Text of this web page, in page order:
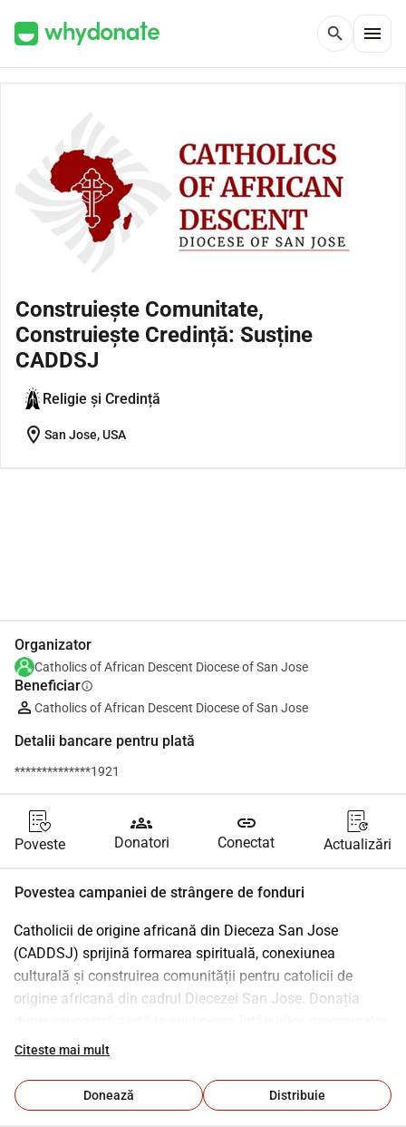
search menu
Construiește Comunitate,
Construiește Credință: Susține
CADDSJ
Religie și Credință
location_on San Jose, USA
Organizator
Catholics of African Descent Diocese of San Jose
Beneficiarinfo
Catholics of African Descent Diocese of San Jose
Detalii bancare pentru plată
**************1921
Poveste
groups
Donatori
link
Conectat Actualizări
Povestea campaniei de strângere de fonduri
Catholicii de origine africană din Dieceza San Jose
(CADDSJ) sprijină formarea spirituală, conexiunea
culturală și construirea comunității pentru catolicii de
origine africană din cadrul Diecezei San Jose. Donația
bazate pe credință și activităților de outreach care
în comunitățile parohiale. Contribuțiile finanțează
activitățile de bază, cum ar fi sărbătorile liturgice,
Citeste mai mult
Donează Distribuie